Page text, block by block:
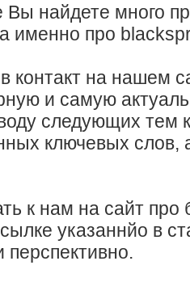
найдете много
именно про
контакт на нашем
и самую
следующих тем
ключевых слов,
к нам на сайт про
указаннйо в
перспективно.